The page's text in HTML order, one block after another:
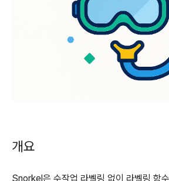
개요
Snorkel은 수작업 라벨링 없이 라벨링 함